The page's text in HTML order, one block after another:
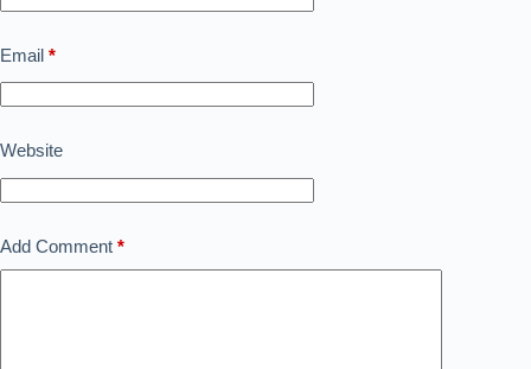
Email *
Website
Add Comment *